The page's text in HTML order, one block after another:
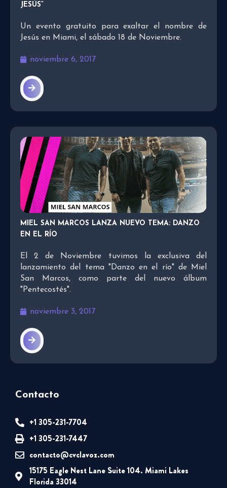
JESÚS”
Un evento gratuito para exaltar el nombre de
Jesús en Miami, el sábado 18 de Noviembre.
noviembre 6, 2017
MIEL SAN MARCOS LANZA NUEVO TEMA: DANZO
EN EL RÍO
El 2 de Noviembre tuvimos la exclusiva del
lanzamiento del tema "Danzo en el río" de Miel
San Marcos, como parte del nuevo álbum
"Pentecostés".
noviembre 3, 2017
Contacto
+1 305-231-7704
+1 305-231-7447
contacto@cvclavoz.com
15175 Eagle Nest Lane Suite 104. Miami Lakes
Florida 33014